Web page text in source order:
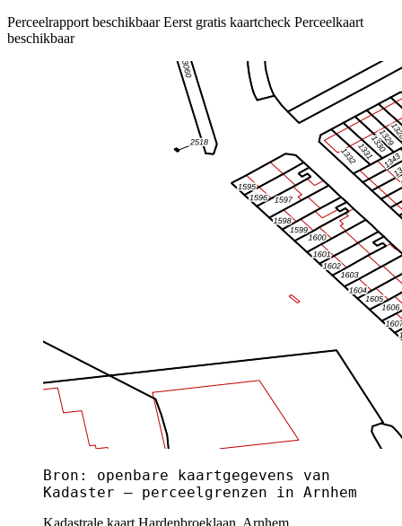
Perceelrapport beschikbaar Eerst gratis kaartcheck Perceelkaart
beschikbaar
Bron: openbare kaartgegevens van
Kadaster — perceelgrenzen in Arnhem
Kadastrale kaart Hardenbroeklaan, Arnhem